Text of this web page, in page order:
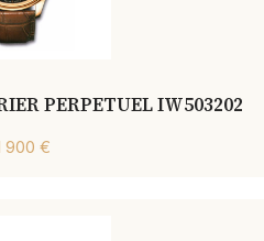
PERPETUEL IW503202
900 €